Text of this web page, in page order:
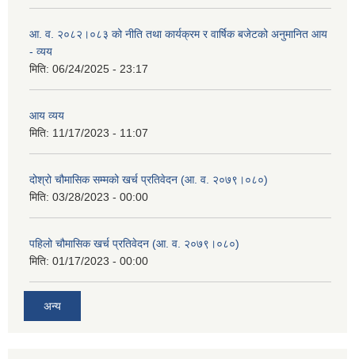
आ. व. २०८२।०८३ को नीति तथा कार्यक्रम र वार्षिक बजेटको अनुमानित आय
- व्यय
मिति: 06/24/2025 - 23:17
आय व्यय
मिति: 11/17/2023 - 11:07
दोश्रो चौमासिक सम्मको खर्च प्रतिवेदन (आ. व. २०७९।०८०)
मिति: 03/28/2023 - 00:00
पहिलो चौमासिक खर्च प्रतिवेदन (आ. व. २०७९।०८०)
मिति: 01/17/2023 - 00:00
अन्य